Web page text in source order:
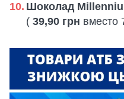
Шоколад
( 39,90 грн вместо